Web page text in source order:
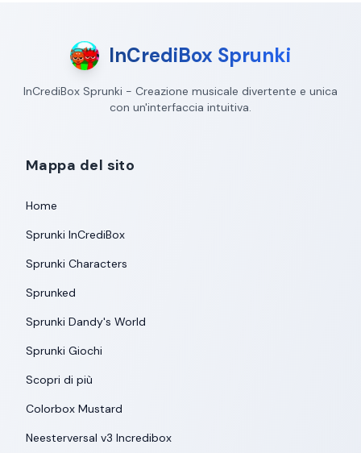
InCrediBox Sprunki
InCrediBox Sprunki - Creazione musicale divertente e unica
con un'interfaccia intuitiva.
Mappa del sito
Home
Sprunki InCrediBox
Sprunki Characters
Sprunked
Sprunki Dandy's World
Sprunki Giochi
Scopri di più
Colorbox Mustard
Neesterversal v3 Incredibox